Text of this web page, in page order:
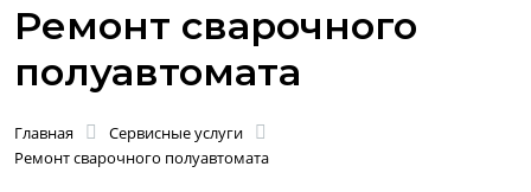
Ремонт сварочного
полуавтомата
Главная
Сервисные услуги
Ремонт сварочного полуавтомата